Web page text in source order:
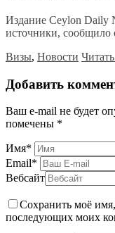
Издание Ceylon Daily
источники, сообщило
Визы, Новости
Добавить
Ваш e-mail не будет
помечены *
Имя*
Email*
Вебсайт
Сохранить моё имя,
последующих моих